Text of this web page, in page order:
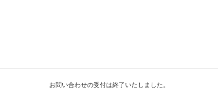
お問い合わせの受付は終了いたしました。